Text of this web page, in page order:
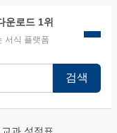
운로드 1위
서식 플랫폼
검색